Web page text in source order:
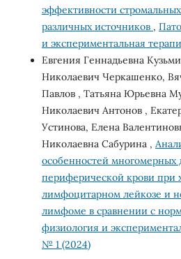
эффективности
различных источников ,
и экспериментальная
Евгения Геннадьевна
Николаевич Черкашенко,
Павлов , Татьяна Юрьевна
Николаевич Антонов ,
Устинова, Елена
Николаевна Сабурина ,
особенностей многомерных
периферической крови при
лимфоцитарном лейкозе и
лимфоме в сравнении с
физиология и
№ 1 (2024)